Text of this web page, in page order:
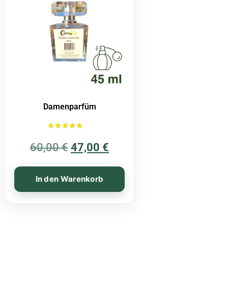
Damenparfüm
5.00
von 5
60,00€ 47,00 €
In den Warenkorb